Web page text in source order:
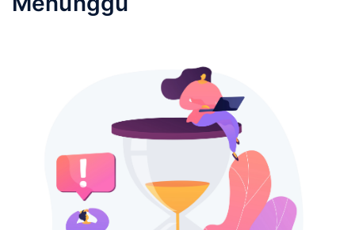
menghubungi mereka, semakin membuka
Cara Mudah Follow Up Customer
sampai Close Deal!
7. Jangan Buat Mereka
Menunggu